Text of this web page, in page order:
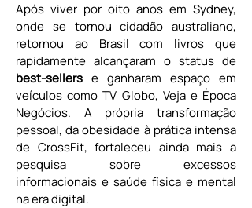
Após viver por oito anos em Sydney,
onde se tornou cidadão australiano,
retornou ao Brasil com livros que
best-sellers e ganharam espaço em
veículos como TV Globo, Veja e Época
Negócios. A própria transformação
pessoal, da obesidade à prática intensa
de CrossFit, fortaleceu ainda mais a
pesquisa sobre excessos
informacionais e saúde física e mental
na era digital.